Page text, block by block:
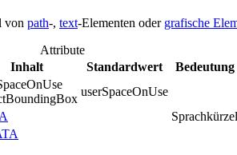
von path-, text-Elementen oder grafische
Attribute
Inhalt Standardwert
Bedeutung
userSpaceOnUse
Sprachkürzel